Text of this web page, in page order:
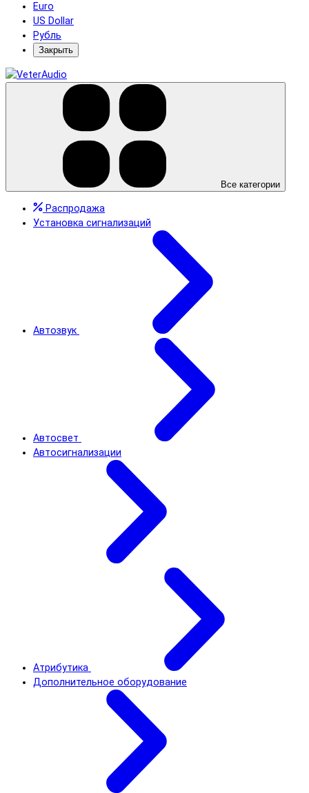
Euro
US Dollar
Рубль
Закрыть
Все категории
Распродажа
Установка сигнализаций
Автозвук
Автосвет
Автосигнализации
Атрибутика
Дополнительное оборудование